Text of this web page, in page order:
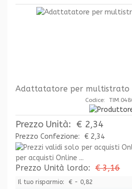
Adattatatore per multistrato
Codice:
Prezzo Unità: € 2,34
Prezzo Confezione:
€ 2,34
per acquisti Online ...
Prezzo Unità lordo: € 3,16
Il tuo risparmio: € - 0,82